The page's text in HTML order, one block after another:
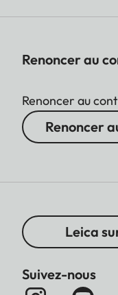
Renoncer au
Renoncer au
Renoncer
Leica
Suivez-nous